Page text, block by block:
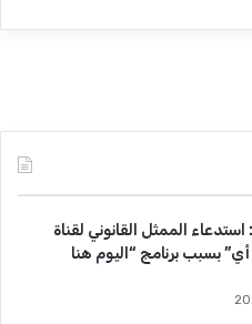
استدعاء الممثل القانوني لقناة
بسبب برنامج “اليوم هنا